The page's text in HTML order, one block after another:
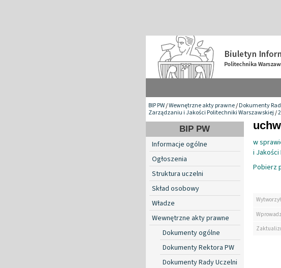
BIP PW/Wewnętrzne akty prawne/Dokumenty
Zarządzaniu i Jakości Politechniki Warszawskiej/
BIP PW
Informacje ogólne
Ogłoszenia
Struktura uczelni
Skład osobowy
Władze
Wewnętrzne akty prawne
Dokumenty ogólne
Dokumenty Rektora PW
Dokumenty Rady Uczelni
w
i
Pobierz